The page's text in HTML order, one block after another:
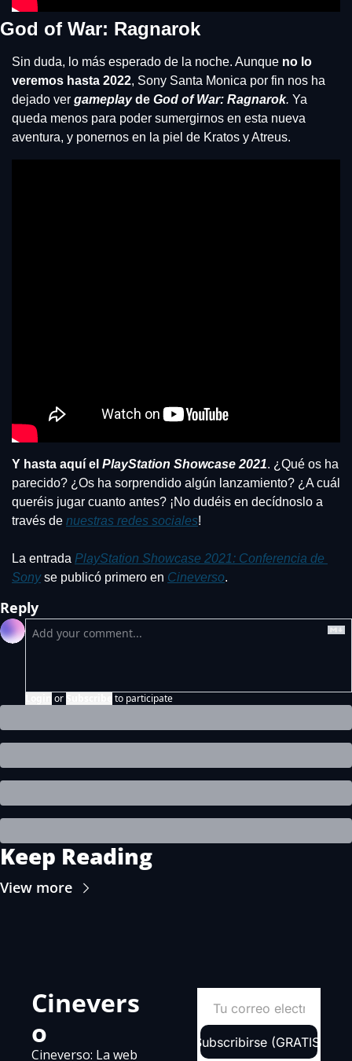
God of War: Ragnarok
Sin duda, lo más esperado de la noche. Aunque no lo
veremos hasta 2022, Sony Santa Monica por fin nos ha
dejado ver gameplay de God of War: Ragnarok. Ya
queda menos para poder sumergirnos en esta nueva
aventura, y ponernos en la piel de Kratos y Atreus.
Y hasta aquí el PlayStation Showcase 2021. ¿Qué os ha
parecido? ¿Os ha sorprendido algún lanzamiento? ¿A cuál
queréis jugar cuanto antes? ¡No dudéis en decídnoslo a
través de nuestras redes sociales!
La entrada PlayStation Showcase 2021: Conferencia de
Sony se publicó primero en Cineverso.
Reply
or to participate
Keep Reading
View more
Cinevers
o
Cineverso: La web
Subscribirse (GRATIS)